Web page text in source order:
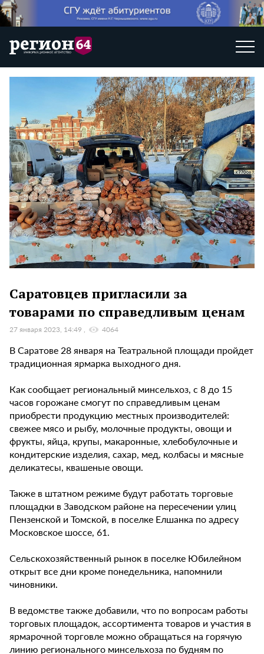
Саратовцев пригласили за
товарами по справедливым ценам
27 января 2023, 14:49 4064
В Саратове 28 января на Театральной площади пройдет
традиционная ярмарка выходного дня.
Как сообщает региональный минсельхоз, с 8 до 15
часов горожане смогут по справедливым ценам
приобрести продукцию местных производителей:
свежее мясо и рыбу, молочные продукты, овощи и
фрукты, яйца, крупы, макаронные, хлебобулочные и
кондитерские изделия, сахар, мед, колбасы и мясные
деликатесы, квашеные овощи.
Также в штатном режиме будут работать торговые
площадки в Заводском районе на пересечении улиц
Пензенской и Томской, в поселке Елшанка по адресу
Московское шоссе, 61.
Сельскохозяйственный рынок в поселке Юбилейном
открыт все дни кроме понедельника, напомнили
чиновники.
В ведомстве также добавили, что по вопросам работы
торговых площадок, ассортимента товаров и участия в
ярмарочной торговле можно обращаться на горячую
линию регионального минсельхоза по будням по